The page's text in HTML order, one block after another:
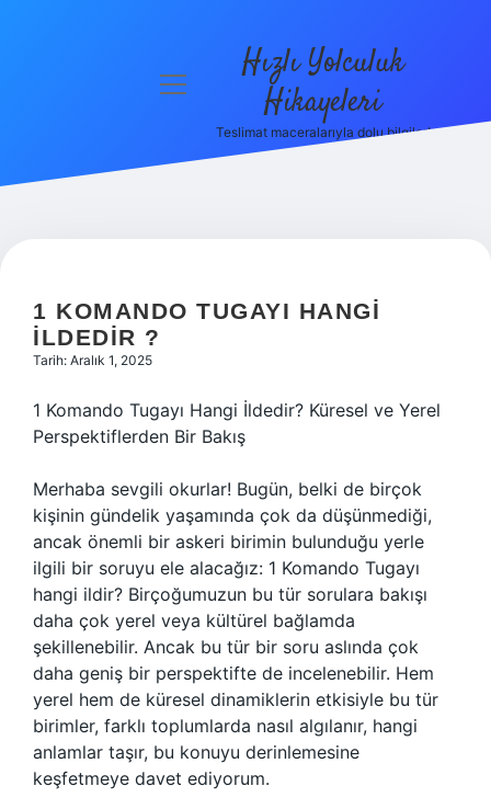
Hakkımızda
menüyü
Hızlı Yolculuk
Hikayeleri
Teslimat maceralarıyla dolu bilgiler!
1 KOMANDO TUGAYI HANGI
ILDEDIR ?
Tarih: Aralık 1, 2025
1 Komando Tugayı Hangi İldedir? Küresel ve Yerel
Perspektiflerden Bir Bakış
Merhaba sevgili okurlar! Bugün, belki de birçok
kişinin gündelik yaşamında çok da düşünmediği,
ancak önemli bir askeri birimin bulunduğu yerle
ilgili bir soruyu ele alacağız: 1 Komando Tugayı
hangi ildir? Birçoğumuzun bu tür sorulara bakışı
daha çok yerel veya kültürel bağlamda
şekillenebilir. Ancak bu tür bir soru aslında çok
daha geniş bir perspektifte de incelenebilir. Hem
yerel hem de küresel dinamiklerin etkisiyle bu tür
birimler, farklı toplumlarda nasıl algılanır, hangi
anlamlar taşır, bu konuyu derinlemesine
keşfetmeye davet ediyorum.